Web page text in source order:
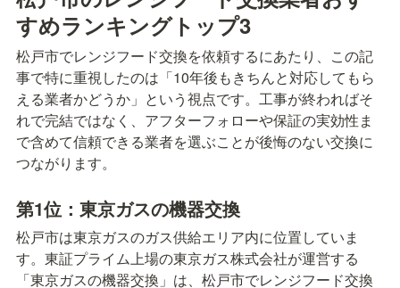
すめランキングトップ3
松戸市でレンジフード交換を依頼するにあたり、この記
事で特に重視したのは「10年後もきちんと対応してもら
える業者かどうか」という視点です。工事が終わればそ
れで完結ではなく、アフターフォローや保証の実効性ま
で含めて信頼できる業者を選ぶことが後悔のない交換に
つながります。
第1位：東京ガスの機器交換
松戸市は東京ガスのガス供給エリア内に位置していま
す。東証プライム上場の東京ガス株式会社が運営する
「東京ガスの機器交換」は、松戸市でレンジフード交換